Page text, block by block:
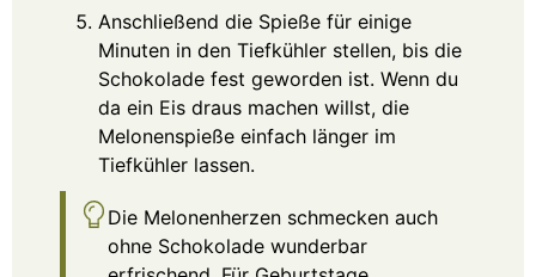
Anschließend die Spieße für einige
Minuten in den Tiefkühler stellen, bis die
Schokolade fest geworden ist. Wenn du
da ein Eis draus machen willst, die
Melonenspieße einfach länger im
Tiefkühler lassen.
Die Melonenherzen schmecken auch
ohne Schokolade wunderbar